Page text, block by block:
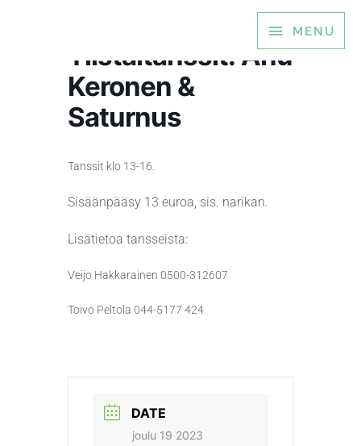
MENU
MENU
Tiistaitanssit: Anu
Keronen &
Saturnus
Tanssit klo 13-16.
Sisäänpääsy 13 euroa, sis. narikan.
Lisätietoa tansseista:
Veijo Hakkarainen 0500-312607
Toivo Peltola 044-5177 424
DATE
joulu 19 2023